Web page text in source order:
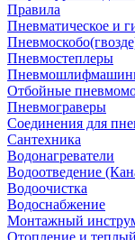
Правила
Пневматическое и
Пневмостеплеры
Отбойные
Пневмограверы
Соединения для
Сантехника
Водонагреватели
Водоотведение
Водоочистка
Водоснабжение
Монтажный
Отопление и